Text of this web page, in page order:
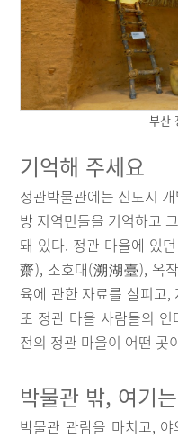
부산
기억해 주세요
정관박물관에는 신도시
방 지역민들을 기억하고
돼 있다. 정관 마을에 있
齋), 소호대(溯湖臺), 옥
육에 관한 자료를 살피고,
또 정관 마을 사람들의
전의 정관 마을이 어떤 곳
박물관 밖, 여기
박물관 관람을 마치고,